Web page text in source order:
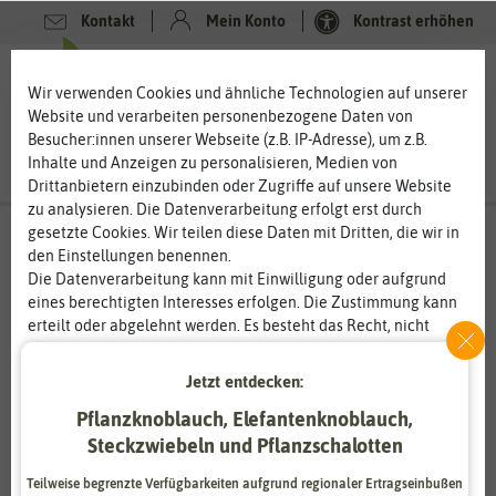
Kontakt Mein Konto Kontrast erhöhen
Wir verwenden Cookies und ähnliche Technologien auf unserer
Website und verarbeiten personenbezogene Daten von
Besucher:innen unserer Webseite (z.B. IP-Adresse), um z.B.
Inhalte und Anzeigen zu personalisieren, Medien von
Drittanbietern einzubinden oder Zugriffe auf unsere Website
zu analysieren. Die Datenverarbeitung erfolgt erst durch
gesetzte Cookies. Wir teilen diese Daten mit Dritten, die wir in
den Einstellungen benennen.
Die Datenverarbeitung kann mit Einwilligung oder aufgrund
eines berechtigten Interesses erfolgen. Die Zustimmung kann
erteilt oder abgelehnt werden. Es besteht das Recht, nicht
Zeitpunkt zu ändern oder zu widerrufen. Weitere
den Diensten erklären wir in unsererDaten­schutz­erklärung
Essenziell Statistik
Jetzt entdecken:
Pflanzknoblauch, Elefantenknoblauch,
Steckzwiebeln und Pflanzschalotten
Teilweise begrenzte Verfügbarkeiten aufgrund regionaler Ertragseinbußen